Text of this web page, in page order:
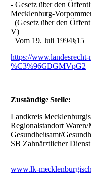
- Gesetz über den
Mecklenburg-
(Gesetz über den
V)
Vom 19. Juli 1994§15
https://
%C3%96GDGMVpG2
Zuständige Stelle:
Landkreis
Regionalstandort
Gesundheitsamt/
SB Zahnärztlicher Dienst
www.lk-